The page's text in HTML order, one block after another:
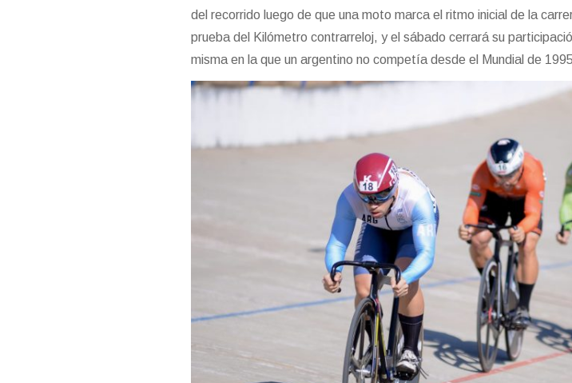
del recorrido luego de que una moto marca el ritmo inicial de la
prueba del Kilómetro contrarreloj, y el sábado cerrará su
misma en la que un argentino no competía desde el Mundial de